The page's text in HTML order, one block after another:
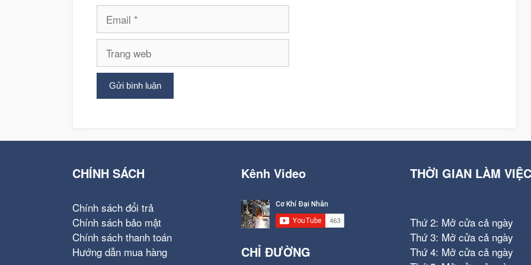
Email
Trang
web
CHÍNH SÁCH
Chính sách đổi trả
Chính sách bảo mật
Chính sách thanh toán
Hướng dẫn mua hàng
Kênh Video
CHỈ ĐƯỜNG
THỜI GIAN LÀM VIỆC
Thứ 2: Mở cửa cả ngày
Thứ 3: Mở cửa cả ngày
Thứ 4: Mở cửa cả ngày